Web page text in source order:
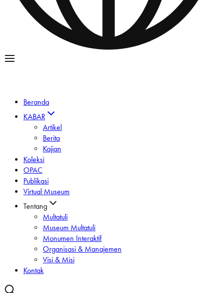
Beranda
KABAR
Artikel
Berita
Kajian
Koleksi
OPAC
Publikasi
Virtual Museum
Tentang
Multatuli
Museum Multatuli
Monumen Interaktif
Organisasi & Manajemen
Visi & Misi
Kontak